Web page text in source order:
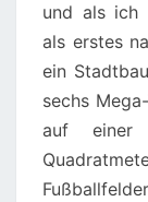
und als ich
als erstes
ein
sechs
auf einer